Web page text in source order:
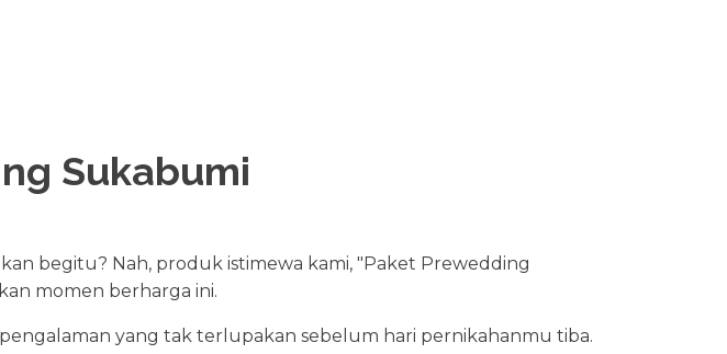
Sukabumi
begitu? Nah, produk istimewa kami, "Paket Prewedding
momen berharga ini.
yang tak terlupakan sebelum hari pernikahanmu tiba.